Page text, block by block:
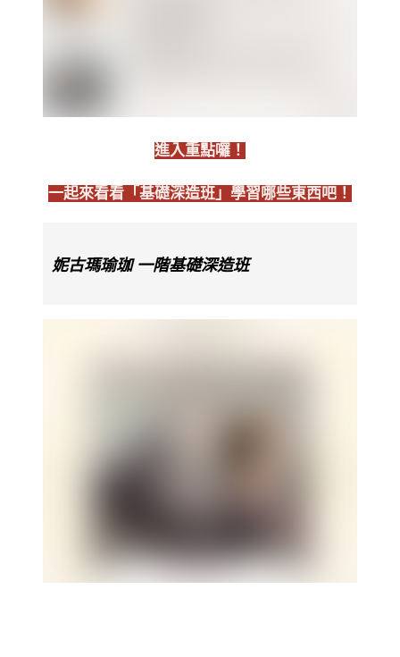
進入重點囉！
一起來看看「基礎深造班」學習哪些東西吧！
妮古瑪瑜珈 一階基礎深造班